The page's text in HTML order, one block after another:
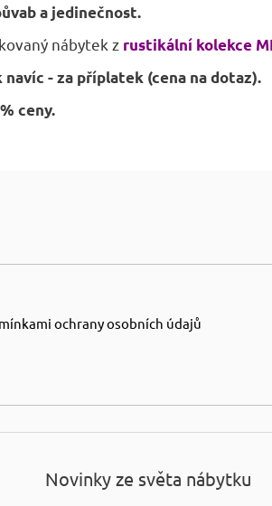
a jedinečnost.
nábytek z rustikální kolekce
- za příplatek (cena na dotaz).
ceny.
ochrany osobních údajů
Novinky ze světa nábytku